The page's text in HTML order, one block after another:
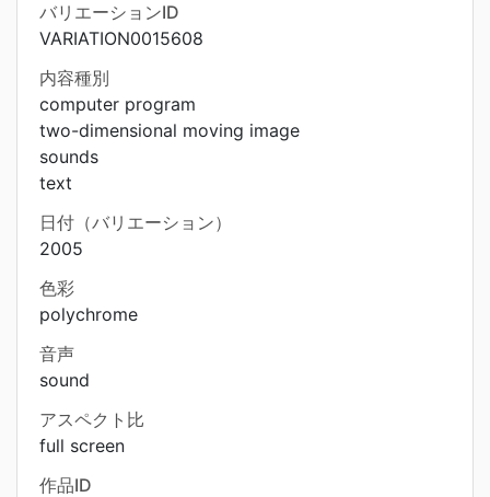
バリエーションID
VARIATION0015608
内容種別
computer program
two-dimensional moving image
sounds
text
日付（バリエーション）
2005
色彩
polychrome
音声
sound
アスペクト比
full screen
作品ID